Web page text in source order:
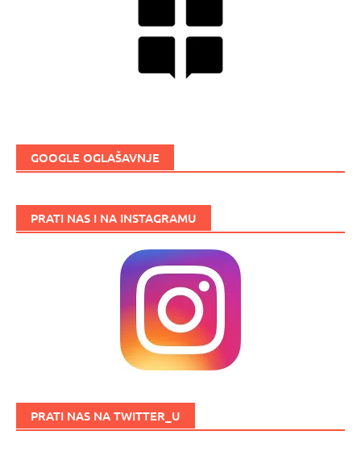
GOOGLE OGLAŠAVNJE
PRATI NAS I NA INSTAGRAMU
PRATI NAS NA TWITTER_U